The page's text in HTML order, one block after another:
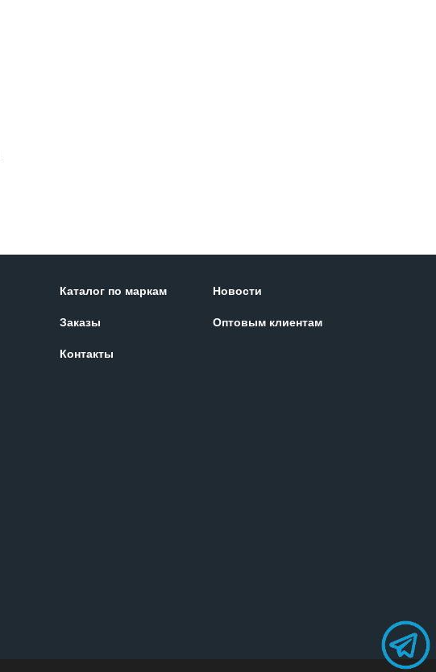
Каталог по маркам
Новости
Заказы
Оптовым клиентам
Контакты